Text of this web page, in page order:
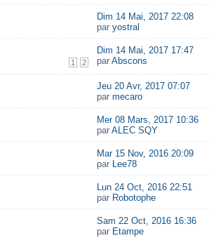
Dim 14 Mai, 2017 22:08
par yostral
1 2
Dim 14 Mai, 2017 17:47
par Abscons
Jeu 20 Avr, 2017 07:07
par mecaro
Mer 08 Mars, 2017 10:36
par ALEC SQY
Mar 15 Nov, 2016 20:09
par Lee78
Lun 24 Oct, 2016 22:51
par Robotophe
Sam 22 Oct, 2016 16:36
par Etampe